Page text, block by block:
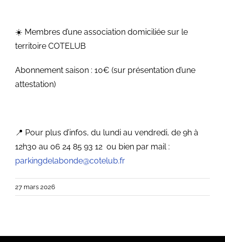
☀️ Membres d’une association domiciliée sur le
territoire COTELUB
Abonnement saison : 10€ (sur présentation d’une
attestation)
📍 Pour plus d’infos, du lundi au vendredi, de 9h à
12h30 au 06 24 85 93 12 ou bien par mail :
parkingdelabonde@cotelub.fr
27 mars 2026